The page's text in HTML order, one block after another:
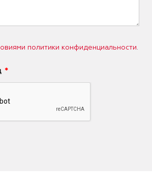
политики конфиденциальности.